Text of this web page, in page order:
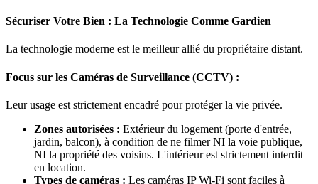
Sécuriser Votre Bien : La Technologie Comme Gardien
La technologie moderne est le meilleur allié du propriétaire distant.
Focus sur les Caméras de Surveillance (CCTV) :
Leur usage est strictement encadré pour protéger la vie privée.
Zones autorisées : Extérieur du logement (porte d'entrée,
jardin, balcon), à condition de ne filmer NI la voie publique,
NI la propriété des voisins. L'intérieur est strictement interdit
en location.
Types de caméras : Les caméras IP Wi-Fi sont faciles à